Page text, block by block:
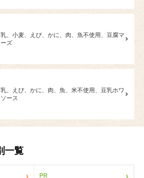
、小麦、えび、かに、肉、魚不使用、豆腐マ
ズ
、えび、かに、肉、魚、米不使用、豆乳ホワ
ース
一覧
PR